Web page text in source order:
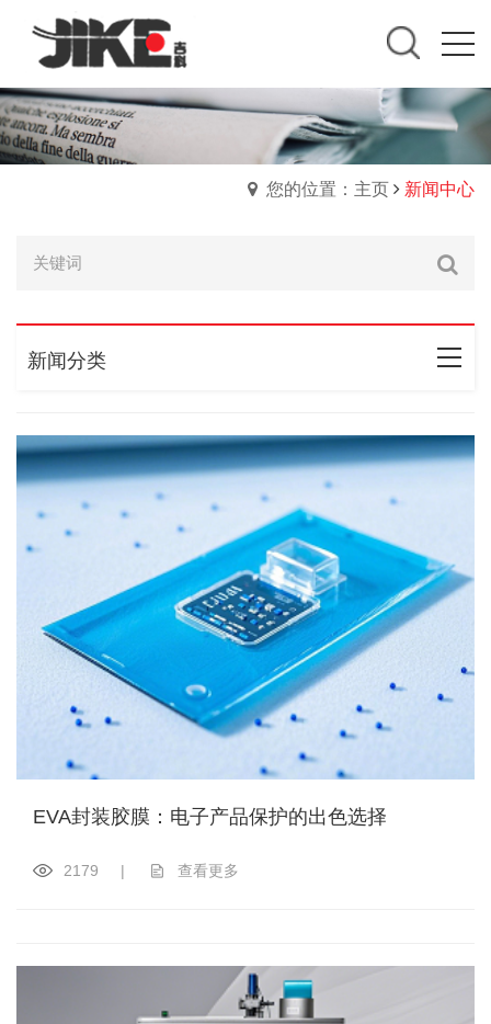
您的位置：主页 新闻中心
新闻分类
EVA封装胶膜：电子产品保护的出色选择
2179 | 查看更多